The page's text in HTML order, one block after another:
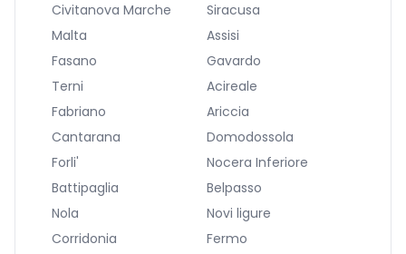
Civitanova Marche
Siracusa
Malta
Assisi
Fasano
Gavardo
Terni
Acireale
Fabriano
Ariccia
Cantarana
Domodossola
Forli'
Nocera Inferiore
Battipaglia
Belpasso
Nola
Novi ligure
Corridonia
Fermo